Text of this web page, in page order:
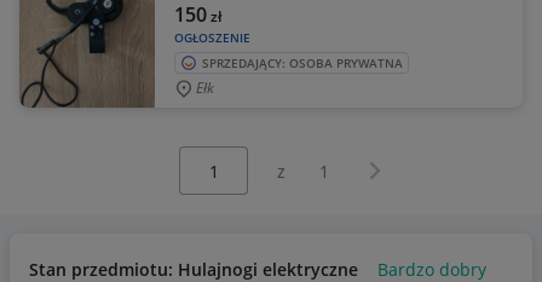
OGŁOSZENIE
150zł
SPRZEDAJĄCY: OSOBA PRYWATNA
Ełk
z 1 Następna strona
Stan przedmiotu: Hulajnogi elektryczne Bardzo dobry